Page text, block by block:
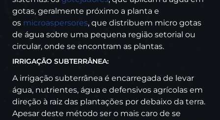
gotas, geralmente próximo a planta e
os microaspersores, que distribuem micro gotas
de água sobre uma pequena região setorial ou
circular, onde se encontram as plantas.
IRRIGAÇÃO SUBTERRÂNEA:
A irrigação subterrânea é encarregada de levar
água, nutrientes, água e defensivos agrícolas em
direção à raiz das plantações por debaixo da terra.
Apesar deste método ser o mais caro de se